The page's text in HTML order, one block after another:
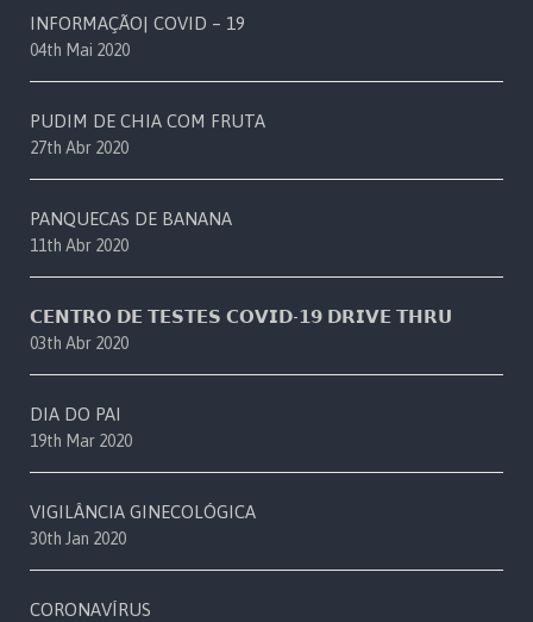
INFORMAÇÃO| COVID – 19
04th Mai 2020
PUDIM DE CHIA COM FRUTA
27th Abr 2020
PANQUECAS DE BANANA
11th Abr 2020
𝗖𝗘𝗡𝗧𝗥𝗢 𝗗𝗘 𝗧𝗘𝗦𝗧𝗘𝗦 𝗖𝗢𝗩𝗜𝗗-𝟭𝟵 𝗗𝗥𝗜𝗩𝗘 𝗧𝗛𝗥𝗨
03th Abr 2020
DIA DO PAI
19th Mar 2020
VIGILÂNCIA GINECOLÓGICA
30th Jan 2020
CORONAVÍRUS